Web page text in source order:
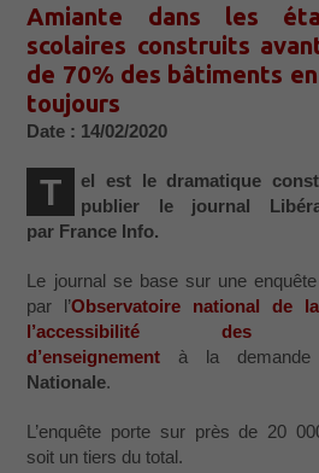
Amiante dans les
scolaires construits
de 70% des bâtiments
toujours
Date : 14/02/2020
T
el est le dramatique
publier le journal
par France Info.
Le journal se base sur une
par l’Observatoire national de
l’accessibilité des
d’enseignement à la
Nationale.
L’enquête porte sur près de 20
soit un tiers du total.